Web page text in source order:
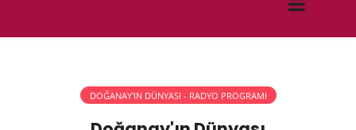
DOĞANAY'IN DÜNYASI - RADYO PROGRAMI